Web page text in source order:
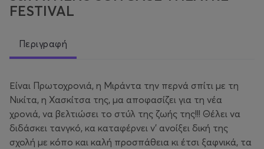
FESTIVAL
Περιγραφή
Είναι Πρωτοχρονιά, η Μιράντα την περνά σπίτι με τη
Νικίτα, η Χασκίτσα της, μα αποφασίζει για τη νέα
χρονιά, να βελτιώσει το στύλ της ζωής της!!! Θέλει να
διδάσκει τανγκό, κα καταφέρνει ν' ανοίξει δική της
σχολή με κόπο και καλή προσπάθεια κι έτσι ξαφνικά, τα